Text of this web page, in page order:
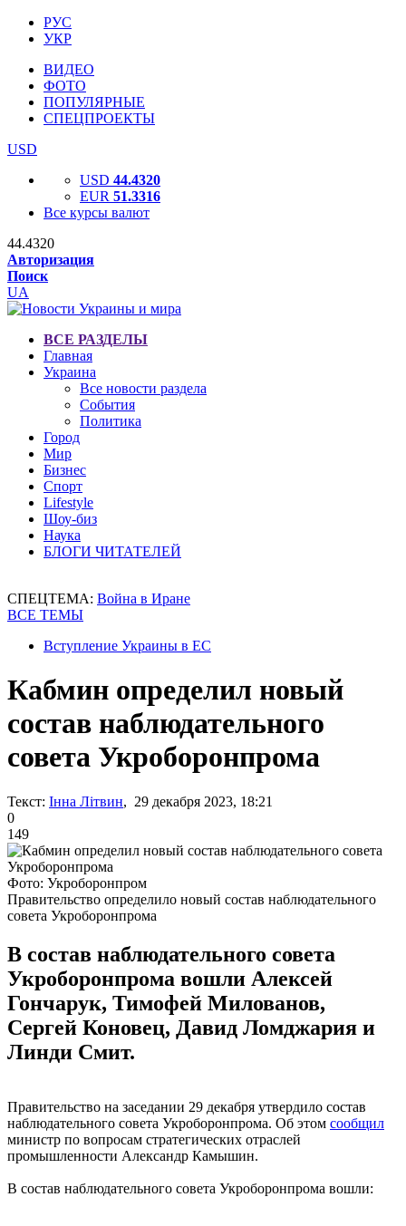
РУС
УКР
ВИДЕО
ФОТО
ПОПУЛЯРНЫЕ
СПЕЦПРОЕКТЫ
USD
USD 44.4320
EUR 51.3316
Все курсы валют
44.4320
Авторизация
Поиск
UA
ВСЕ РАЗДЕЛЫ
Главная
Украина
Все новости раздела
События
Политика
Город
Мир
Бизнес
Спорт
Lifestyle
Шоу-биз
Наука
БЛОГИ ЧИТАТЕЛЕЙ
СПЕЦТЕМА: Война в Иране
ВСЕ ТЕМЫ
Вступление Украины в ЕС
Кабмин определил новый
состав наблюдательного
совета Укроборонпрома
Текст: Інна Літвин, 29 декабря 2023, 18:21
0
149
Фото: Укроборонпром
Правительство определило новый состав наблюдательного
совета Укроборонпрома
В состав наблюдательного совета
Укроборонпрома вошли Алексей
Гончарук, Тимофей Милованов,
Сергей Коновец, Давид Ломджария и
Линди Смит.
Правительство на заседании 29 декабря утвердило состав
наблюдательного совета Укроборонпрома. Об этом сообщил
министр по вопросам стратегических отраслей
промышленности Александр Камышин.
В состав наблюдательного совета Укроборонпрома вошли: